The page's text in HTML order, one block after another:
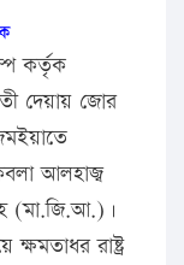
কর্তৃক
দেয়ায় জোর
আলহাজ্ব
(মা.জি.আ.)।
রাষ্ট্র